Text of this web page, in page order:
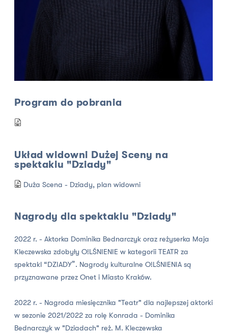
Program do pobrania
Układ widowni Dużej Sceny na
spektaklu "Dziady"
Duża Scena - Dziady, plan widowni
Nagrody dla spektaklu "Dziady"
2022 r. - Aktorka Dominika Bednarczyk oraz reżyserka Maja
Kleczewska zdobyły O!LŚNIENIE w kategorii TEATR za
spektakl “DZIADY”. Nagrody kulturalne O!LŚNIENIA są
przyznawane przez Onet i Miasto Kraków.
2022 r. - Nagroda miesięcznika "Teatr" dla najlepszej aktorki
w sezonie 2021/2022 za rolę Konrada - Dominika
Bednarczyk w "Dziadach" reż. M. Kleczewska